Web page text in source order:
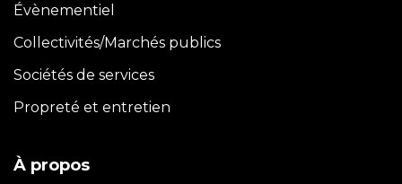
Évènementiel
Collectivités/Marchés publics
Sociétés de services
Propreté et entretien
À propos